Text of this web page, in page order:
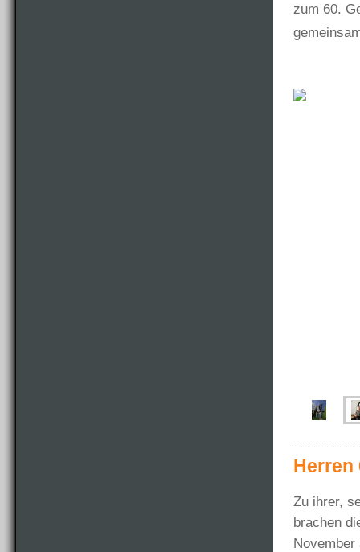
zum 60.
Herren
Zu ihrer,
brachen